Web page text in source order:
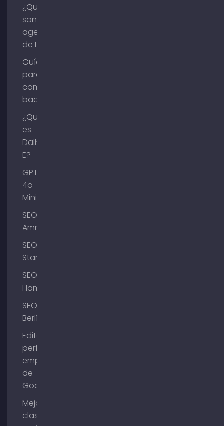
¿Qué
son los
agentes
de IA?
Guía
para
comprar
backlinks
¿Qué
es
Dall-
E?
GPT-
4o
Mini
SEO
Ammersee
SEO
Starnberg
SEO
Hamburgo
SEO
Berlín
Editar el
perfil de
empresa
de
Google
Mejorar la
clasificación